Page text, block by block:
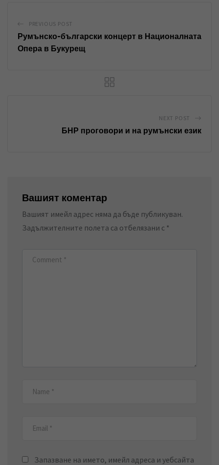
d
I
n
p
p
i
m
a
PREVIOUS POST
Румънско-български концерт в Националната
Опера в Букурещ
NEXT POST
БНР проговори и на румънски език
Вашият коментар
Вашият имейл адрес няма да бъде публикуван.
Задължителните полета са отбелязани с *
Запазване на името, имейл адреса и уебсайта